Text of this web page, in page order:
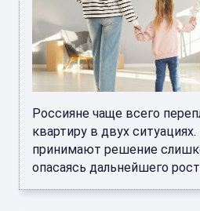
Россияне чаще всего
квартиру в двух
принимают решение
опасаясь дальнейшего